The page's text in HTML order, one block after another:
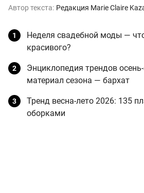
Автор текста: Редакция Marie Claire
Неделя свадебной моды —
красивого?
Энциклопедия трендов
материал сезона — бархат
Тренд весна-лето 2026: 135
оборками